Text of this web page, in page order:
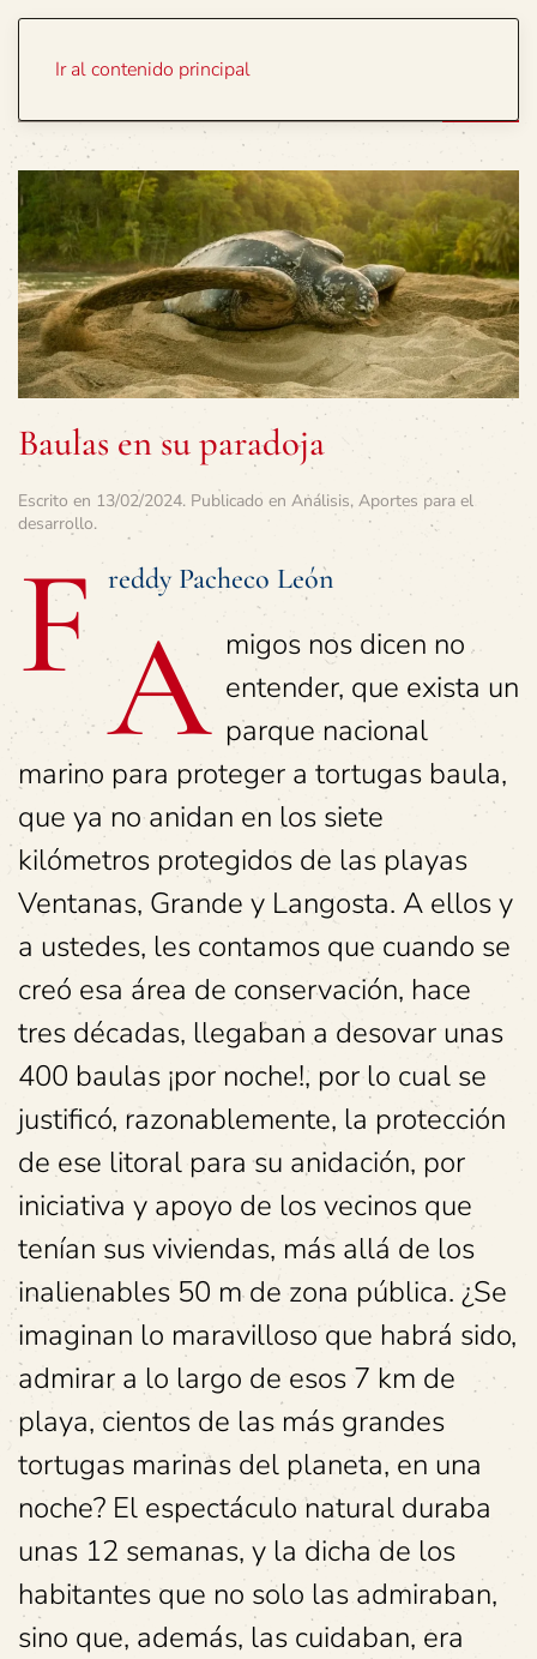
Ir al contenido principal
Baulas en su paradoja
Escrito en 13/02/2024. Publicado en Análisis, Aportes para el
desarrollo.
F reddy Pacheco León
A migos nos dicen no
entender, que exista un
parque nacional
marino para proteger a tortugas baula,
que ya no anidan en los siete
kilómetros protegidos de las playas
Ventanas, Grande y Langosta. A ellos y
a ustedes, les contamos que cuando se
creó esa área de conservación, hace
tres décadas, llegaban a desovar unas
400 baulas ¡por noche!, por lo cual se
justificó, razonablemente, la protección
de ese litoral para su anidación, por
iniciativa y apoyo de los vecinos que
tenían sus viviendas, más allá de los
inalienables 50 m de zona pública. ¿Se
imaginan lo maravilloso que habrá sido,
admirar a lo largo de esos 7 km de
playa, cientos de las más grandes
tortugas marinas del planeta, en una
noche? El espectáculo natural duraba
unas 12 semanas, y la dicha de los
habitantes que no solo las admiraban,
sino que, además, las cuidaban, era